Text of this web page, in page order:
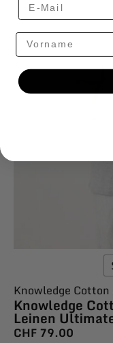
Knowledge Cotton
Knowledge
Leinen
CHF 79.00
Vorname